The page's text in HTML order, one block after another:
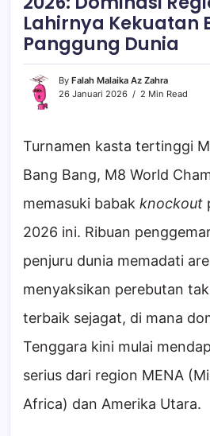
Lahirnya Kekuatan
Panggung Dunia
By Falah Malaika Az Zahra
26 Januari 2026
2 Min Read
Turnamen kasta tertinggi
Bang Bang, M8 World
memasuki babak knockout
2026 ini. Ribuan
penjuru dunia memadati
menyaksikan perebutan
terbaik sejagat, di mana
Tenggara kini mulai
serius dari region MENA
Africa) dan Amerika Utara.